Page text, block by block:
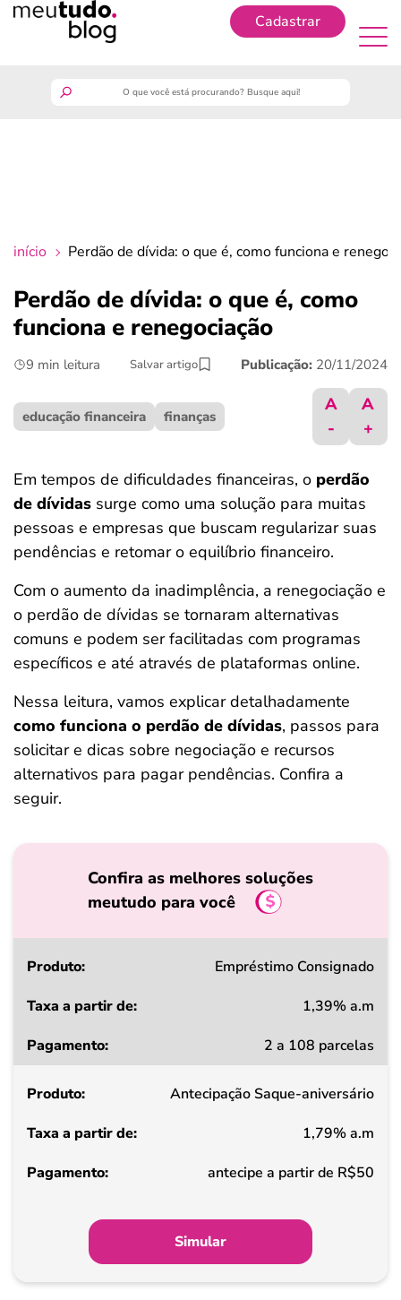
Cadastrar
crédito fácil
últimas notícias
ferramentas
início Perdão de dívida: o que é, como funciona e
Perdão de dívida: o que é, como
funciona e renegociação
9 min leitura Salvar artigo Publicação: 20/11/2024
educação financeira finanças
A
-
A
+
Em tempos de dificuldades financeiras, o perdão
de dívidas surge como uma solução para muitas
pessoas e empresas que buscam regularizar suas
pendências e retomar o equilíbrio financeiro.
Com o aumento da inadimplência, a renegociação e
o perdão de dívidas se tornaram alternativas
comuns e podem ser facilitadas com programas
específicos e até através de plataformas online.
Nessa leitura, vamos explicar detalhadamente
como funciona o perdão de dívidas, passos para
solicitar e dicas sobre negociação e recursos
alternativos para pagar pendências. Confira a
seguir.
Confira as melhores soluções
meutudo para você
Produto
a
de
Pagamento
Empréstimo Consignado
1,39% a.m
2 a 108 parcelas
Antecipação Saque-aniversário
1,79% a.m
antecipe a partir de R$50
Simular